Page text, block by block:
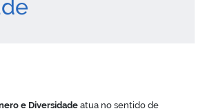
e Diversidade atua no sentido de